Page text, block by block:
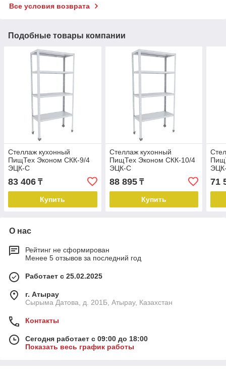
Все условия возврата
Подобные товары компании
Стеллаж кухонный
ПищТех Эконом СКК-9/4
ЭЦК-С
83 406 ₸
Купить
Стеллаж кухонный
ПищТех Эконом СКК-10/4
ЭЦК-С
88 895₸
Купить
71
О нас
Рейтинг не сформирован
Менее 5 отзывов за последний год
Работает с 25.02.2025
г. Атырау
Сырыма Датова, д. 201Б, Атырау, Казахстан
Контакты
Сегодня работает с 09:00 до 18:00
Показать весь график работы